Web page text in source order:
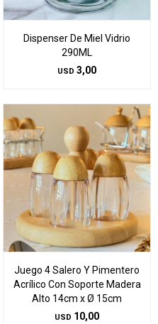
Dispenser De Miel Vidrio
290ML
USD 3,00
Juego 4 Salero Y Pimentero
Acrílico Con Soporte Madera
Alto 14cm x Ø 15cm
USD 10,00